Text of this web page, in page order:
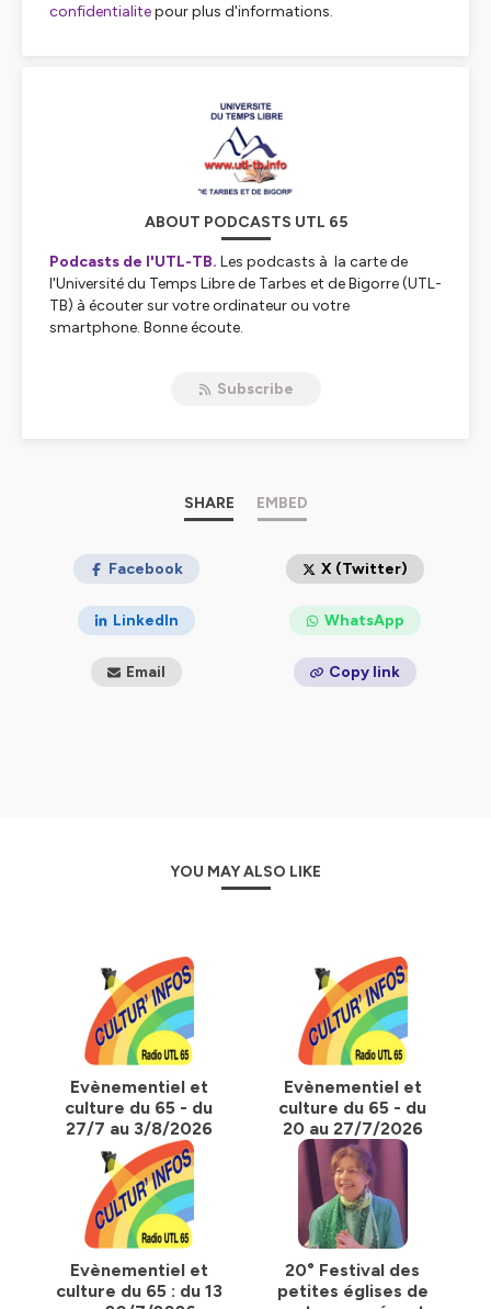
confidentialitepour plus d'informations.
ABOUT PODCASTS UTL 65
Podcasts de l'UTL-TB. Les podcasts à la carte de
l'Université du Temps Libre de Tarbes et de Bigorre (UTL-
TB) à écouter sur votre ordinateur ou votre
smartphone. Bonne écoute.
pour plus d'informations.
Subscribe
SHARE EMBED
Facebook X (Twitter)
LinkedIn WhatsApp
Email Copy link
YOU MAY ALSO LIKE
Evènementiel et
culture du 65 - du
27/7 au 3/8/2026
Evènementiel et
culture du 65 - du
20 au 27/7/2026
Evènementiel et
culture du 65 : du 13
20° Festival des
petites églises de